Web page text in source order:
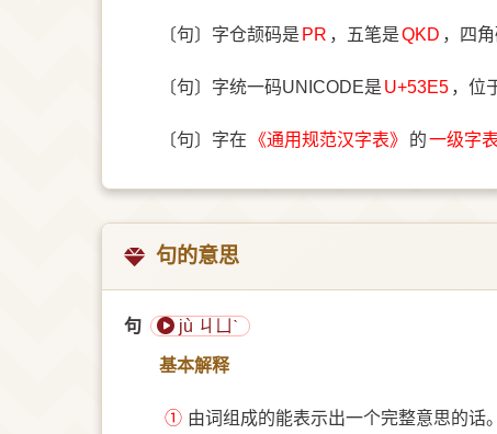
〔句〕字仓颉码是 PR ，五笔是QKD ，四
〔句〕字统一码UNICODE是 U+53E5 ，位
〔句〕字在 《通用规范汉字表》 的一级字表
句的意思
句 jù ㄐㄩˋ
基本解释
① 由词组成的能表示出一个完整意思的话。